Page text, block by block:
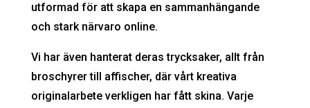
utformad för att skapa en sammanhängande
och stark närvaro online.
Vi har även hanterat deras trycksaker, allt från
broschyrer till affischer, där vårt kreativa
originalarbete verkligen har fått skina. Varje